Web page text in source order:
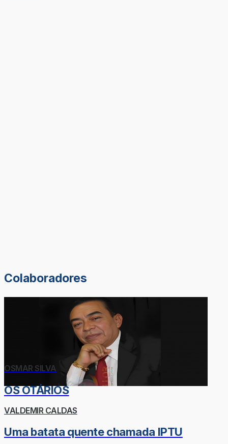
Colaboradores
OSMAR SILVA
OS OTÁRIOS
VALDEMIR CALDAS
Uma batata quente chamada IPTU